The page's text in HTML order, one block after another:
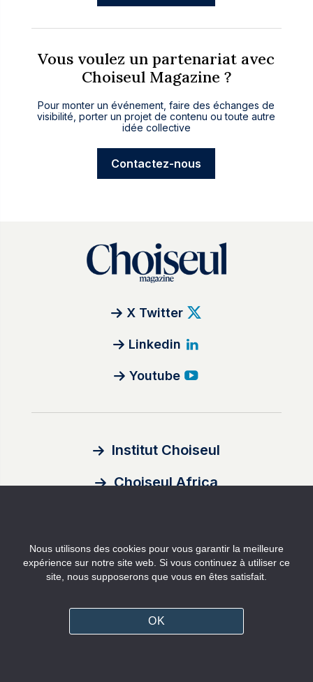
Vous voulez un partenariat avec
Choiseul Magazine ?
Pour monter un événement, faire des échanges de
visibilité, porter un projet de contenu ou toute autre
idée collective
Contactez-nous
X Twitter
Linkedin
Youtube
Institut Choiseul
Choiseul Africa
Auteurs
Mentions légales
Nous utilisons des cookies pour vous garantir la meilleure
expérience sur notre site web. Si vous continuez à utiliser ce
site, nous supposerons que vous en êtes satisfait.
OK